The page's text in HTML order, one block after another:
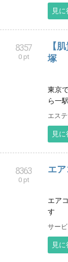
お手
ビジ
よし
名古
し、
習い事
【
塚
東京
ら一